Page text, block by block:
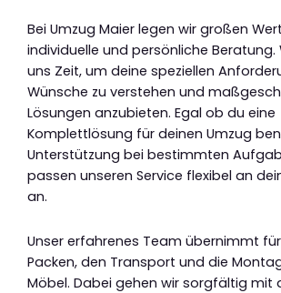
Bei Umzug Maier legen wir großen
individuelle und persönliche Beratung.
uns Zeit, um deine speziellen
Wünsche zu verstehen und
Lösungen anzubieten. Egal ob du eine
Komplettlösung für deinen Umzug
Unterstützung bei bestimmten
passen unseren Service flexibel an
an.
Unser erfahrenes Team übernimmt
Packen, den Transport und die
Möbel. Dabei gehen wir sorgfältig mit